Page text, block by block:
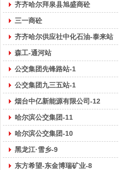
齐齐哈尔拜泉县旭盛商砼
三一商砼
齐齐哈尔供应社中化石油-泰来站
森工-通河站
公交集团先锋路站-1
公交集团九三五站-1
烟台中亿新能源有限公司-12
哈尔滨公交集团-11
哈尔滨公交集团-10
黑龙江·雪乡-9
东方希望-东金博瑞矿业-8